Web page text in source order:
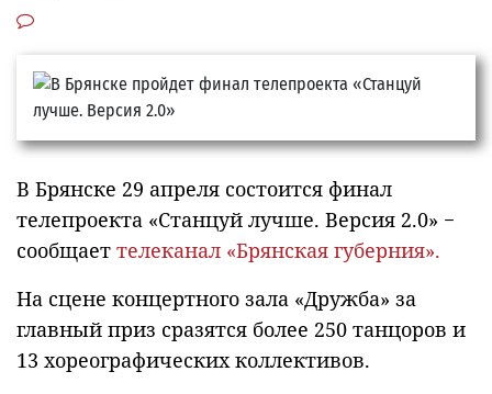
В Брянске 29 апреля состоится финал
телепроекта «Станцуй лучше. Версия 2.0» −
сообщает телеканал «Брянская губерния».
На сцене концертного зала «Дружба» за
главный приз сразятся более 250 танцоров и
13 хореографических коллективов.